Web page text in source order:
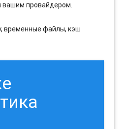
вашим провайдером.
временные файлы, кэш